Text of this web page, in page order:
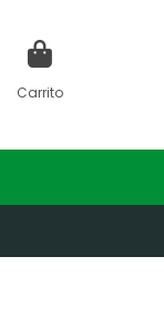
Carrito